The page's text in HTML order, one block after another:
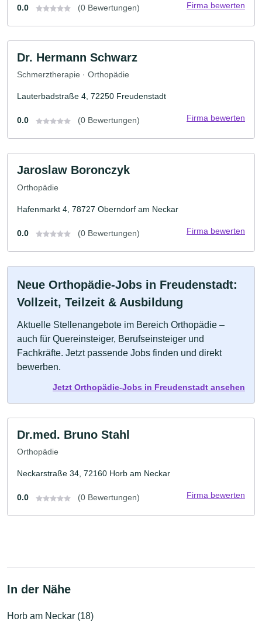
0.0 (0 Bewertungen) Firma bewerten
Dr. Hermann Schwarz
Schmerztherapie · Orthopädie
Lauterbadstraße 4, 72250 Freudenstadt
0.0 (0 Bewertungen) Firma bewerten
Jaroslaw Boronczyk
Orthopädie
Hafenmarkt 4, 78727 Oberndorf am Neckar
0.0 (0 Bewertungen) Firma bewerten
Neue Orthopädie-Jobs in Freudenstadt:
Vollzeit, Teilzeit & Ausbildung
Aktuelle Stellenangebote im Bereich Orthopädie –
auch für Quereinsteiger, Berufseinsteiger und
Fachkräfte. Jetzt passende Jobs finden und direkt
bewerben.
Jetzt Orthopädie-Jobs in Freudenstadt ansehen
Dr.med. Bruno Stahl
Orthopädie
Neckarstraße 34, 72160 Horb am Neckar
0.0 (0 Bewertungen) Firma bewerten
In der Nähe
Horb am Neckar (18)